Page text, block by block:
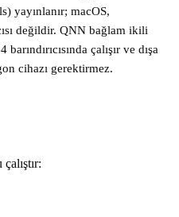
yayınlanır; macOS,
değildir. QNN bağlam ikili
çalışır ve dışa
cihazı gerektirmez.